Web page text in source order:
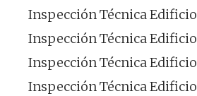
Inspección Técnica
Inspección Técnica
Inspección Técnica
Inspección Técnica